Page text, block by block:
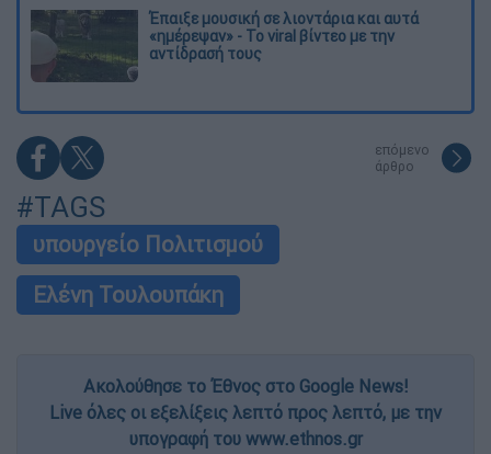
Έπαιξε μουσική σε λιοντάρια και αυτά
«ημέρεψαν» - Το viral βίντεο με την
αντίδρασή τους
επόμενο
άρθρο
#TAGS
υπουργείο Πολιτισμού
Ελένη Τουλουπάκη
Ακολούθησε το Έθνος στο Google News!
Live όλες οι εξελίξεις λεπτό προς λεπτό, με την
υπογραφή του www.ethnos.gr